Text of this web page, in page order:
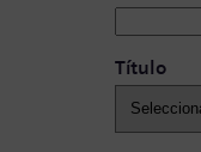
Título ​